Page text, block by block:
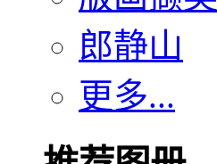
郎静山
更多...